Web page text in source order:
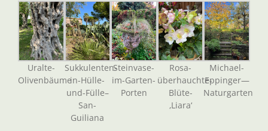
Uralte-
Olivenbäume
Sukkulenten-
in-Hülle-
und-Fülle–
San-
Guiliana
Steinvase-
im-Garten-
Porten
Rosa-
überhauchte-
Blüte-
‚Liara‘
Michael-
Eppinger—
Naturgarten